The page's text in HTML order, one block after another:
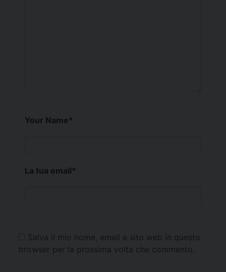
Your Name*
La tua email*
Salva il mio nome, email e sito web in questo
browser per la prossima volta che commento.